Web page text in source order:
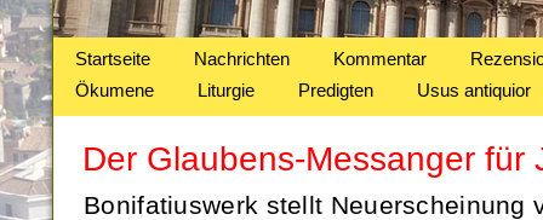
Startseite Nachrichten Kommentar
Ökumene
Liturgie Predigten Usus antiquior
Der Glaubens-Messanger für
Bonifatiuswerk stellt Neuerscheinung